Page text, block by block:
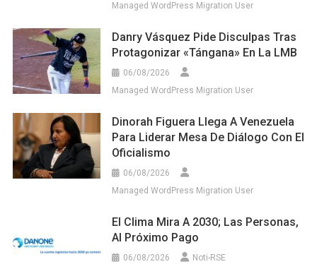
Managed WordPress Migration User
Danry Vásquez Pide Disculpas Tras
Protagonizar «tángana» En La LMB
06/08/2026
Managed WordPress Migration User
Dinorah Figuera Llega A Venezuela
Para Liderar Mesa De Diálogo Con El
Oficialismo
06/08/2026
Managed WordPress Migration User
El Clima Mira A 2030; Las Personas,
Al Próximo Pago
06/08/2026 Noti-RSE